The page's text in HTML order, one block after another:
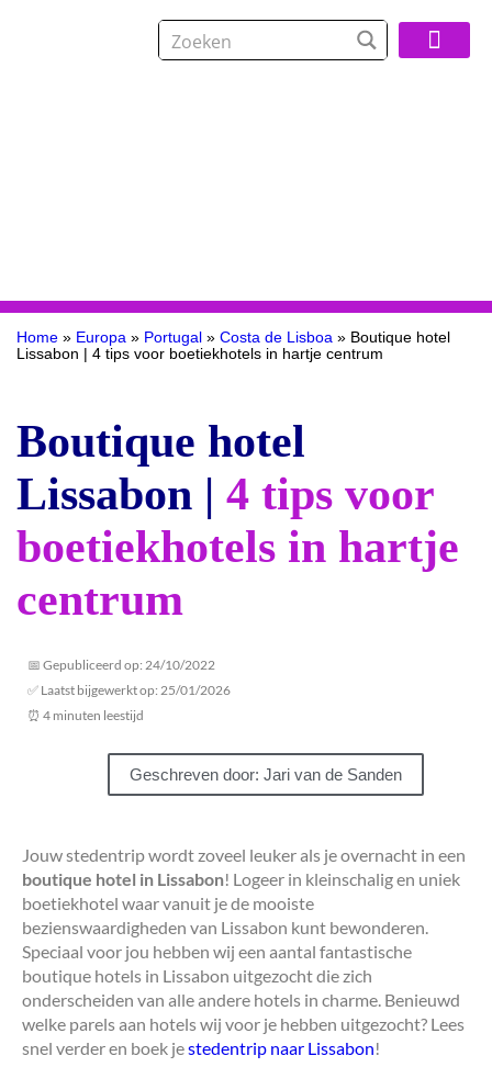
Home » Europa » Portugal » Costa de Lisboa » Boutique hotel
Lissabon | 4 tips voor boetiekhotels in hartje centrum
Boutique hotel
Lissabon | 4 tips voor
boetiekhotels in hartje
centrum
📅 Gepubliceerd op: 24/10/2022
✅ Laatst bijgewerkt op: 25/01/2026
⏰ 4 minuten leestijd
Geschreven door: Jari van de Sanden
Jouw stedentrip wordt zoveel leuker als je overnacht in een
boutique hotel in Lissabon! Logeer in kleinschalig en uniek
boetiekhotel waar vanuit je de mooiste
bezienswaardigheden van Lissabon kunt bewonderen.
Speciaal voor jou hebben wij een aantal fantastische
boutique hotels in Lissabon uitgezocht die zich
onderscheiden van alle andere hotels in charme. Benieuwd
welke parels aan hotels wij voor je hebben uitgezocht? Lees
snel verder en boek jestedentrip naar Lissabon!